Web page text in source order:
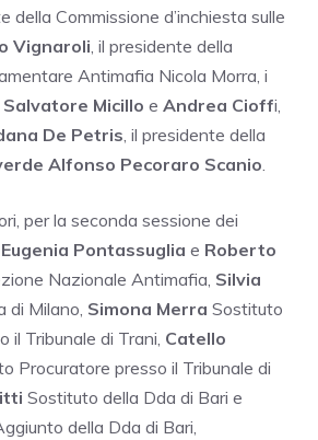
della Commissione d’inchiesta sulle
Vignaroli, il presidente della
Antimafia Nicola Morra, i
Salvatore Micillo e Andrea Cioffi,
De Petris, il presidente della
Alfonso Pecoraro Scanio.
per la seconda sessione dei
Eugenia Pontassuglia e Roberto
Nazionale Antimafia, Silvia
di Milano, Simona Merra Sostituto
il Tribunale di Trani, Catello
Procuratore presso il Tribunale di
Sostituto della Dda di Bari e
della Dda di Bari,